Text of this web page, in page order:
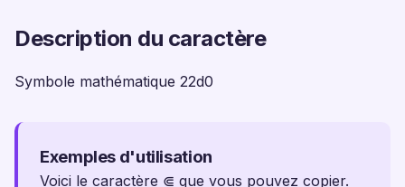
Description du caractère
Symbole mathématique 22d0
Exemples d'utilisation
Voici le caractère ⋐ que vous pouvez copier.